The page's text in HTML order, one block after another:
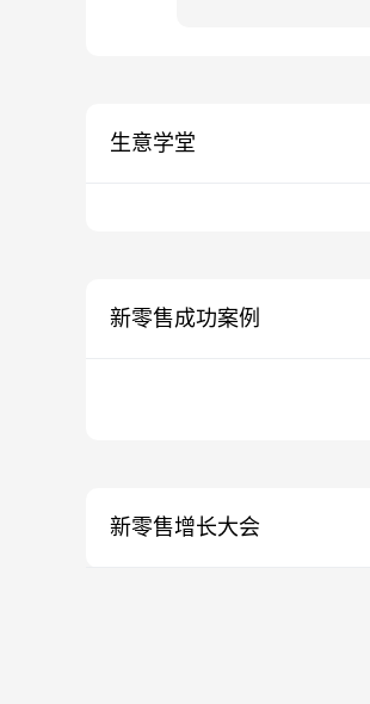
生意学堂
新零售成功案例
新零售增长大会